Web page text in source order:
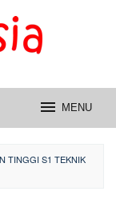
MENU
TINGGI S1 TEKNIK